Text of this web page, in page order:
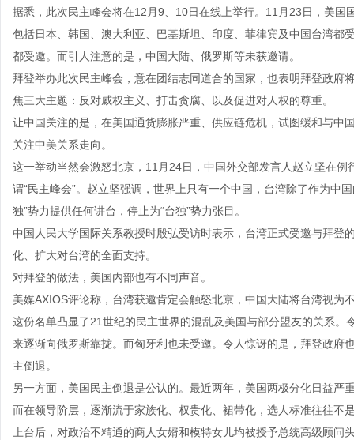
据悉，此次民主峰会将在12月9、10日在线上举行。11月23日，美
包括日本、韩国、澳大利亚、巴基斯坦、印度、菲律宾及中国台湾都
都受邀。而引人注意的是，中国大陆、俄罗斯等未获邀请。
拜登举办此次民主峰会，意在团结志同道合的国家，也表明拜登政府
焦三大主题：反对威权主义、打击贪腐、以及促进对人权的尊重。
让中国关注的是，在美国通货膨胀严重、供应链危机，试图缓和与中
关注中美关系走向。
这一举动当然会激怒北京，11月24日，中国外交部发言人赵立坚在
谓“民主峰会”。赵立坚强调，世界上只有一个中国，台湾除了作为中
独”势力提供任何讲台，停止为“台独”势力张目。
中国人民大学国际关系教授时殷弘受访时表示，台湾正式受邀与拜登
化、扩大对台湾的全面支持。
对拜登的做法，美国内部也有不同声音。
美媒AXIOS评论称，台湾获邀肯定会触怒北京，中国大陆将台湾视
这份名单凸显了21世纪的民主世界的混乱及美国与部分盟友的关系
来逐渐向俄罗斯靠拢。而匈牙利也未受邀。令人惊讶的是，拜登政府
主倒退。
另一方面，美国民主倒退是公认的。最近两年，美国两极分化日益严
而在领导阶层，逐渐流于家族化、权贵化、裙带化，选人标准往往不
上台后，对政治不精通的商人女婿和模特女儿均被授予总统高级顾